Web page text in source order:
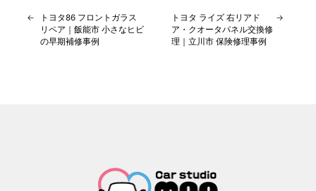
←
トヨタ86 フロントガラス
リペア｜飯能市 小さなヒビ
の早期補修事例
トヨタ ライズ 右リアド
ア・クオータパネル交換修
理｜立川市 保険修理事例
→